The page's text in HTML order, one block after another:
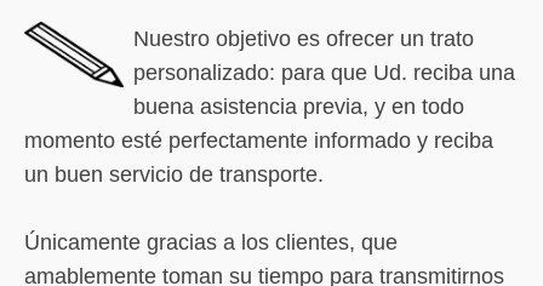
Nuestro objetivo es ofrecer un trato
personalizado: para que Ud. reciba una
buena asistencia previa, y en todo
momento esté perfectamente informado y reciba
un buen servicio de transporte.
Únicamente gracias a los clientes, que
amablemente toman su tiempo para transmitirnos